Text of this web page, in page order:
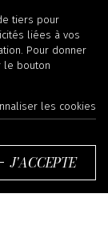
de
pousse
de la
Le
printemps,
tiers pour
liées à vos
Pour donner
le bouton
les cookies
J'ACCEPTE